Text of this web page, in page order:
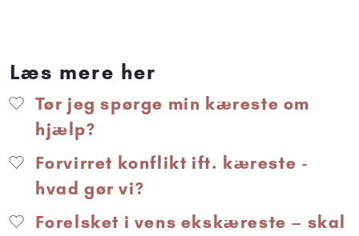
Læs mere her
Tør jeg spørge min kæreste om
hjælp?
Forvirret konflikt ift. kæreste -
hvad gør vi?
Forelsket i vens ekskæreste – skal